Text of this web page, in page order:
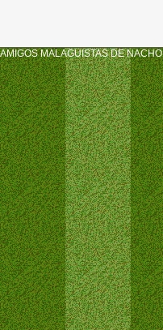
AMIGOS MALAGUISTAS DE NACHO